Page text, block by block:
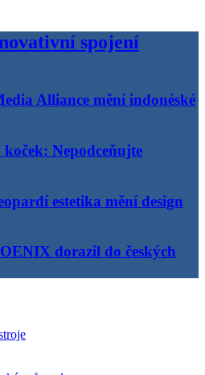
spojení
Alliance mění indonéské
Nepodceňujte
estetika mění design
dorazil do českých